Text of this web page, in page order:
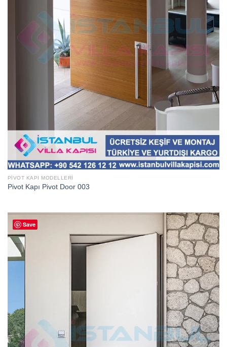
PIVOT KAPI MODELLERI
Pivot Kapı Pivot Door 003
Save